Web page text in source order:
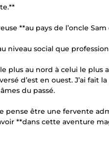
**au pays de l’oncle
social que
plus au nord à celui le plus
d’est en ouest. J’ai fait
du passé.
pense être une fervente
**dans cette aventure